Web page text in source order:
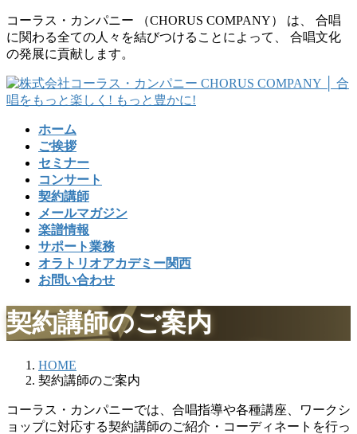
コ
ン
テ
ツ
に
ナ
ビ
ゲ
シ
ョ
コーラス・カンパニー （CHORUS COMPANY） は、 合唱
に関わる全ての人々を結びつけることによって、 合唱文化
の発展に貢献します。
ホーム
ご挨拶
セミナー
コンサート
契約講師
メールマガジン
楽譜情報
サポート業務
オラトリオアカデミー関西
お問い合わせ
契約講師のご案内
HOME
契約講師のご案内
コーラス・カンパニーでは、合唱指導や各種講座、ワークシ
ョップに対応する契約講師のご紹介・コーディネートを行っ